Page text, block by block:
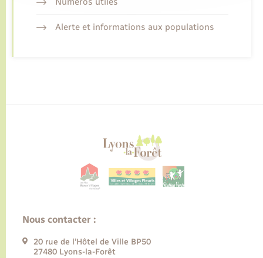
Alerte et informations aux populations
Nous contacter :
20 rue de l’Hôtel de Ville BP50
27480 Lyons-la-Forêt